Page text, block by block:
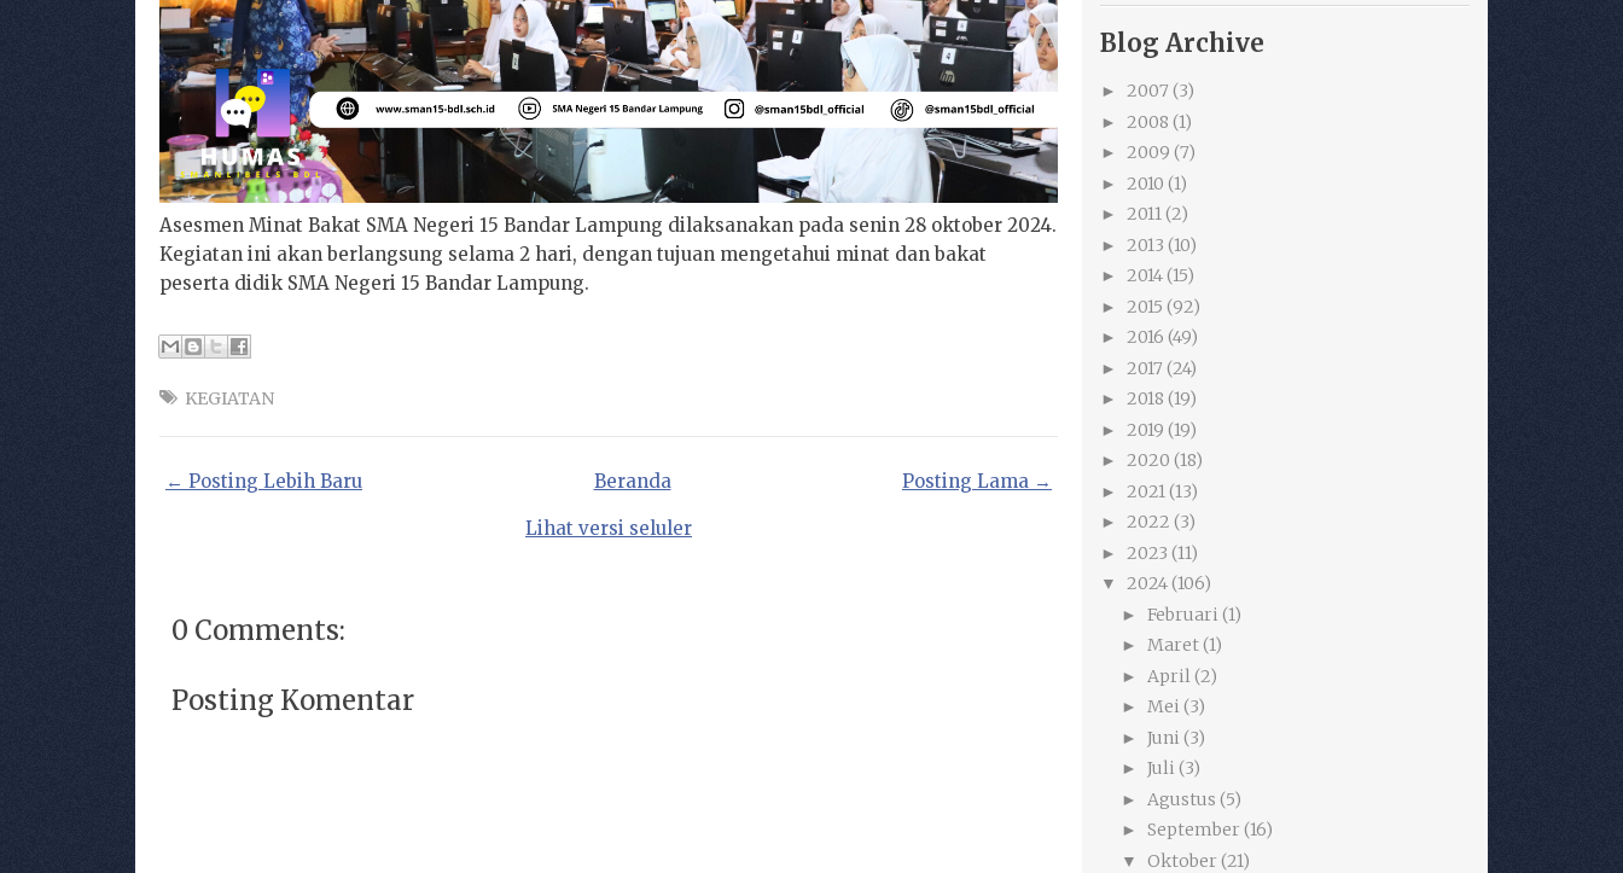
Asesmen Minat Bakat SMA Negeri 15 Bandar Lampung dilaksanakan pada senin 28 oktober 2024.
Kegiatan ini akan berlangsung selama 2 hari, dengan tujuan mengetahui minat dan bakat
peserta didik SMA Negeri 15 Bandar Lampung.
KEGIATAN
← Posting Lebih Baru Posting Lama →
Beranda
Lihat versi seluler
0 Comments:
Posting Komentar
Blog Archive
► 2007 (3)
► 2008 (1)
► 2009 (7)
► 2010 (1)
► 2011(2)
► 2013 (10)
► 2014(15)
► 2015 (92)
► 2016 (49)
► 2017 (24)
► 2018 (19)
► 2019 (19)
► 2020 (18)
► 2021(13)
► 2022 (3)
► 2023 (11)
▼ 2024(106)
► Februari (1)
► Maret(1)
► April(2)
► Mei (3)
► Juni (3)
► Juli (3)
► Agustus (5)
► September (16)
▼ Oktober (21)